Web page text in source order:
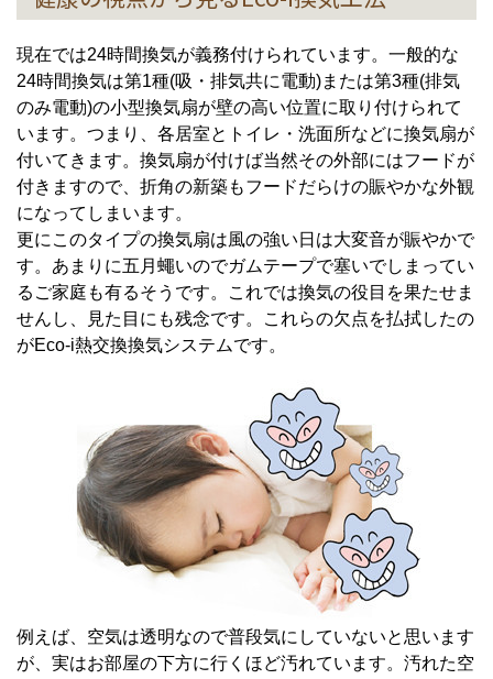
現在では24時間換気が義務付けられています。一般的な
24時間換気は第1種(吸・排気共に電動)または第3種(排気
のみ電動)の小型換気扇が壁の高い位置に取り付けられて
います。つまり、各居室とトイレ・洗面所などに換気扇が
付いてきます。換気扇が付けば当然その外部にはフードが
付きますので、折角の新築もフードだらけの賑やかな外観
になってしまいます。
更にこのタイプの換気扇は風の強い日は大変音が賑やかで
す。あまりに五月蠅いのでガムテープで塞いでしまってい
るご家庭も有るそうです。これでは換気の役目を果たせま
せんし、見た目にも残念です。これらの欠点を払拭したの
がEco-i熱交換換気システムです。
例えば、空気は透明なので普段気にしていないと思います
が、実はお部屋の下方に行くほど汚れています。汚れた空